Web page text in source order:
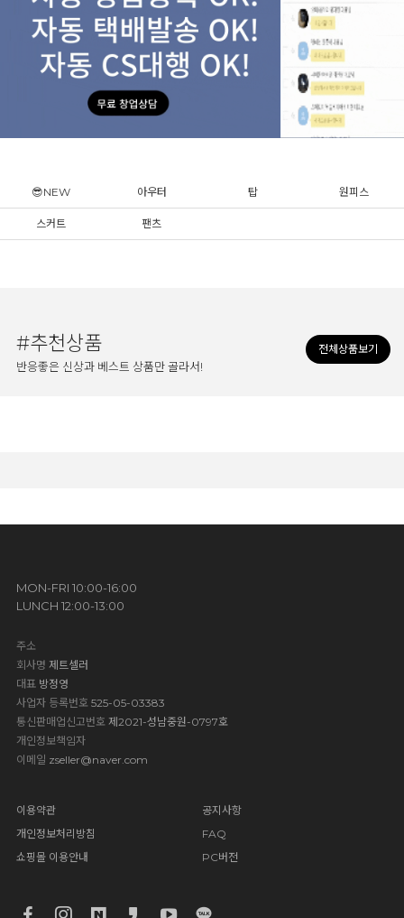
😎NEW 아우터 탑 원피스
스커트 팬츠
전체상품보기
#추천상품
반응좋은 신상과 베스트 상품만 골라서!
MON-FRI 10:00-16:00
LUNCH 12:00-13:00
주소
회사명 제트셀러
대표방정영
사업자 등록번호 525-05-03383
통신판매업신고번호 제2021-성남중원-0797호
개인정보책임자
이메일 zseller@naver.com
이용약관
개인정보처리방침
쇼핑몰 이용안내
공지사항
FAQ
PC버전